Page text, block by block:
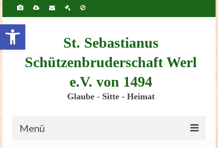
Werkzeugleiste öffnen
springen
St. Sebastianus
Schützenbruderschaft Werl
e.V. von 1494
Glaube - Sitte - Heimat
Menü